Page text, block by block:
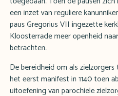
een inzet van reguliere
paus Gregorius VII ingezette
Kloosterrade meer openheid
betrachten.
De bereidheid om als
het eerst manifest in 1140 toen
uitoefening van parochiële